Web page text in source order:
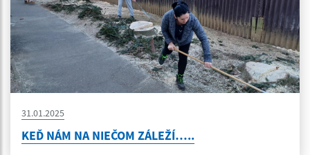
31.01.2025
KEĎ NÁM NA NIEČOM ZÁLEŽÍ…..